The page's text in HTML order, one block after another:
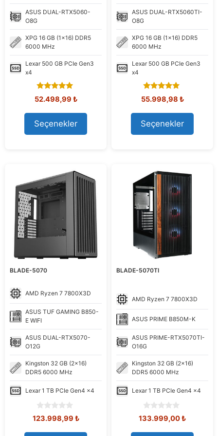
ASUS DUAL-RTX5060-
O8G
XPG 16 GB (1x16) DDR5
6000 MHz
Lexar 500 GB PCIe Gen3
x4
5.00
out of 5
Orijinal
62.554,94 ₺.
52.498,99 ₺Şu
Seçenekler
ASUS DUAL-RTX5060TI-
O8G
XPG 16 GB (1x16) DDR5
6000 MHz
Lexar 500 GB PCIe Gen3
x4
5.00
out of 5
Orijinal
68.062,33 ₺.
55.998,98 ₺Şu
Seçenekler
BLADE-5070
AMD Ryzen 7 7800X3D
ASUS TUF GAMING B850-
E WIFI
ASUS DUAL-RTX5070-
O12G
Kingston 32 GB (2x16)
DDR5 6000 MHz
Lexar 1 TB PCIe Gen4 x4
0
o
u
Orijinal
123.998,99 ₺Şu
BLADE-5070TI
AMD Ryzen 7 7800X3D
ASUS PRIME B850M-K
ASUS PRIME-RTX5070TI-
O16G
Kingston 32 GB (2x16)
DDR5 6000 MHz
Lexar 1 TB PCIe Gen4 x4
0
o
u
Orijinal
133.999,00₺Şu